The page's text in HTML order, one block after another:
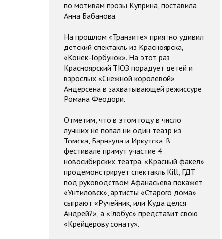
по мотивам прозы Куприна, поставила
Анна Бабанова.
На прошлом «Транзите» приятно удивил
детский спектакль из Красноярска,
«Конек-Горбунок». На этот раз
Красноярский ТЮЗ порадует детей и
взрослых «Снежной королевой»
Андерсена в захватывающей режиссуре
Романа Феодори.
Отметим, что в этом году в число
лучших не попал ни один театр из
Томска, Барнаула и Иркутска. В
фестивале примут участие 4
новосибирских театра. «Красный факел»
продемонстрирует спектакль Kill, ГДТ
под руководством Афанасьева покажет
«Унтиловск», артисты «Старого дома»
сыграют «Ручейник, или Куда делся
Андрей?», а «Глобус» представит свою
«Крейцерову сонату».